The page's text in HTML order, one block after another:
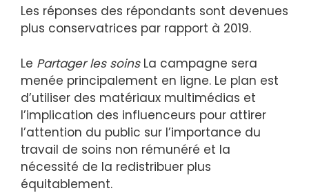
Les réponses des répondants sont devenues
plus conservatrices par rapport à 2019.
Le Partager les soinsLa campagne sera
menée principalement en ligne. Le plan est
d’utiliser des matériaux multimédias et
l’implication des influenceurs pour attirer
l’attention du public sur l’importance du
travail de soins non rémunéré et la
nécessité de la redistribuer plus
équitablement.